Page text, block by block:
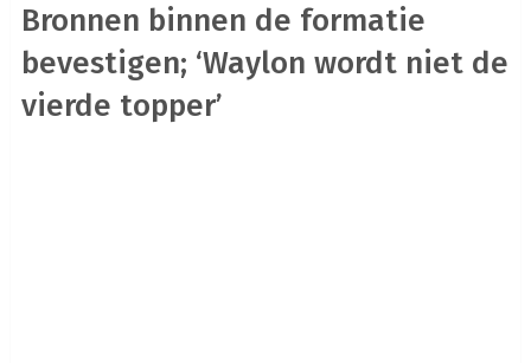
Bronnen binnen de formatie
bevestigen; ‘Waylon wordt niet de
vierde topper’